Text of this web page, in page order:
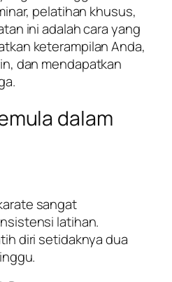
pelatihan khusus,
ini adalah cara yang
keterampilan Anda,
dan mendapatkan
dalam
sangat
latihan.
diri setidaknya dua